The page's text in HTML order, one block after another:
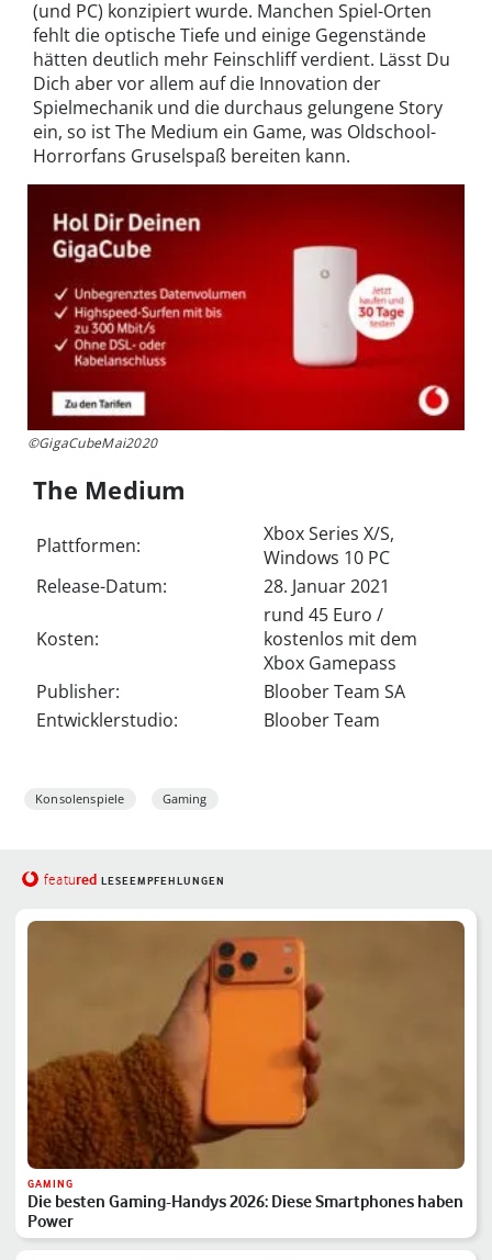
(und PC) konzipiert wurde. Manchen Spiel-Orten
fehlt die optische Tiefe und einige Gegenstände
hätten deutlich mehr Feinschliff verdient. Lässt Du
Dich aber vor allem auf die Innovation der
Spielmechanik und die durchaus gelungene Story
ein, so ist The Medium ein Game, was Oldschool-
Horrorfans Gruselspaß bereiten kann.
©GigaCubeMai2020
The Medium
Plattformen:
Xbox Series X/S,
Windows 10 PC
Release-Datum:
28. Januar 2021
Kosten:
rund 45 Euro /
kostenlos mit dem
Xbox Gamepass
Publisher:
Bloober Team SA
Entwicklerstudio:
Bloober Team
Konsolenspiele Gaming
featured LESEEMPFEHLUNGEN
GAMING
Die besten Gaming-Handys 2026: Diese Smartphones haben
Power